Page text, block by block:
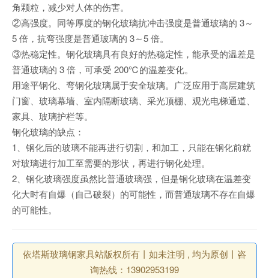
角颗粒，减少对人体的伤害。
②高强度。同等厚度的钢化玻璃抗冲击强度是普通玻璃的 3～
5 倍，抗弯强度是普通玻璃的 3～5 倍。
③热稳定性。钢化玻璃具有良好的热稳定性，能承受的温差是
普通玻璃的 3 倍，可承受 200℃的温差变化。
用途平钢化、弯钢化玻璃属于安全玻璃。广泛应用于高层建筑
门窗、玻璃幕墙、室内隔断玻璃、采光顶棚、观光电梯通道、
家具、玻璃护栏等。
钢化玻璃的缺点：
1、钢化后的玻璃不能再进行切割，和加工，只能在钢化前就
对玻璃进行加工至需要的形状，再进行钢化处理。
2、钢化玻璃强度虽然比普通玻璃强，但是钢化玻璃在温差变
化大时有自爆（自己破裂）的可能性，而普通玻璃不存在自爆
的可能性。
依塔斯玻璃钢家具站版权所有丨如未注明 , 均为原创丨咨
询热线：13902953199